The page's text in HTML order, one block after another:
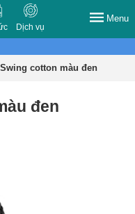
Dịch vụ
Menu
cotton màu đen
đen